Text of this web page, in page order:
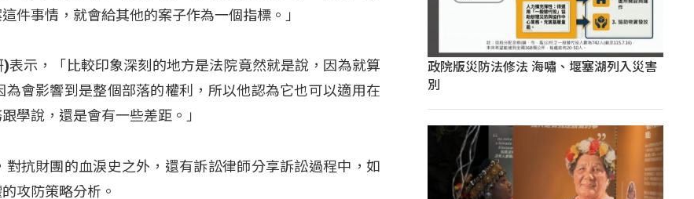
件事情，就會給其他的案子作為一個指標。」
表示，「比較印象深刻的地方是法院竟然就是說，因為就算
會影響到是整個部落的權利，所以他認為它也可以適用在
學說，還是會有一些差距。」
抗財團的血淚史之外，還有訴訟律師分享訴訟過程中，如
攻防策略分析。
政院版災防法修法 海嘯、堰塞湖列入災害
別